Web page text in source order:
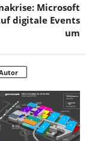
Microsoft
digitale Events
um